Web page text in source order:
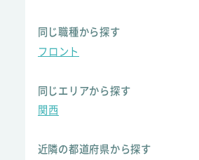
同じ職種から探す
フロント
同じエリアから探す
関西
近隣の都道府県から探す